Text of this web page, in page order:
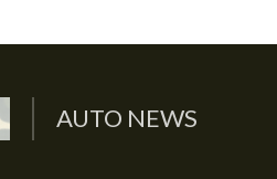
AUTO NEWS